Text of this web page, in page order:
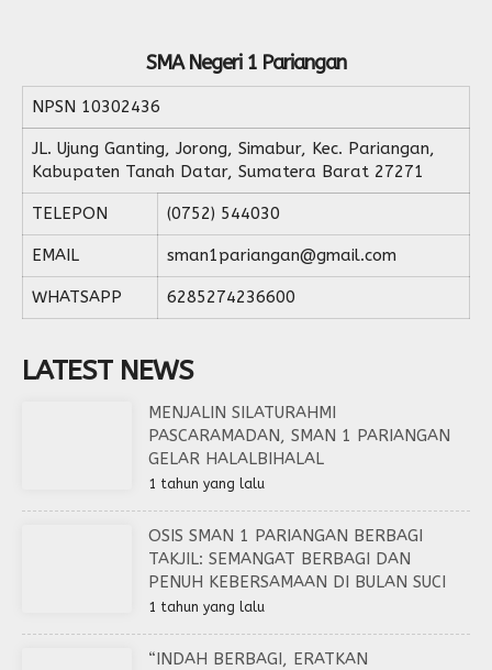
SMA Negeri 1 Pariangan
NPSN 10302436
JL. Ujung Ganting, Jorong, Simabur, Kec. Pariangan,
Kabupaten Tanah Datar, Sumatera Barat 27271
TELEPON (0752) 544030
EMAIL sman1pariangan@gmail.com
WHATSAPP 6285274236600
LATEST NEWS
MENJALIN SILATURAHMI
PASCARAMADAN, SMAN 1 PARIANGAN
GELAR HALALBIHALAL
1 tahun yang lalu
OSIS SMAN 1 PARIANGAN BERBAGI
TAKJIL: SEMANGAT BERBAGI DAN
PENUH KEBERSAMAAN DI BULAN SUCI
1 tahun yang lalu
“INDAH BERBAGI, ERATKAN